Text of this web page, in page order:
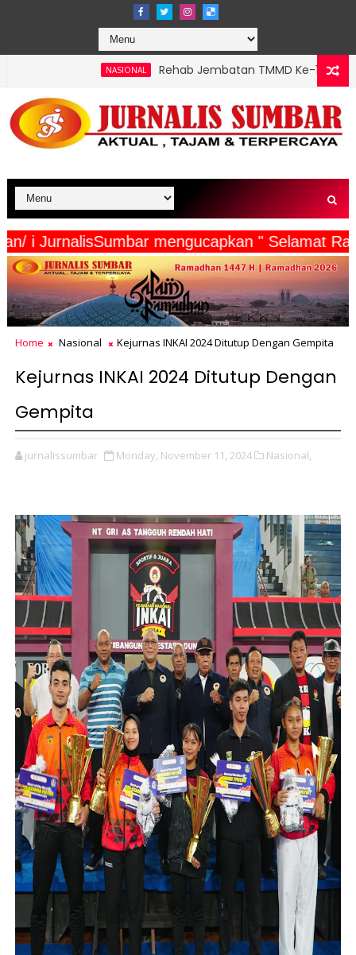
Rehab Jembatan TMMD Ke-129 Kodim 1807/Sorsel
i JurnalisSumbar mengucapkan "
Home Nasional Kejurnas INKAI 2024 Ditutup Dengan Gempita
Kejurnas INKAI 2024 Ditutup Dengan
Gempita
jurnalissumbar Monday, November 11, 2024 Nasional,